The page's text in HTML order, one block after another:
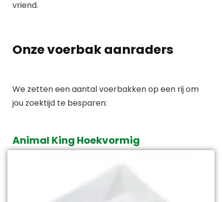
vriend.
Onze voerbak aanraders
We zetten een aantal voerbakken op een rij om
jou zoektijd te besparen:
Animal King Hoekvormig